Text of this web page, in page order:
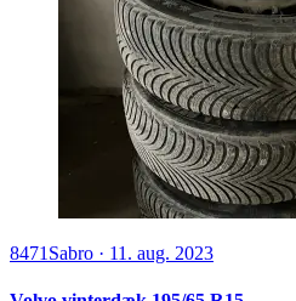
8471 Sabro · 11. aug. 2023